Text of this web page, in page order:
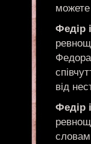
можете
Федір
Федора
від
Федір